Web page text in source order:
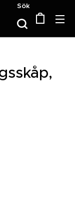
Sök